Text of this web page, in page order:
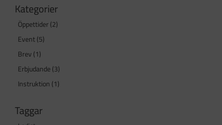
Kategorier
Öppettider (2)
Event (5)
Brev (1)
Erbjudande (3)
Instruktion (1)
Taggar